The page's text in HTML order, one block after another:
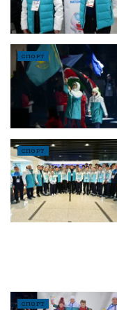
СПОРТ
СПОРТ
СПОРТ